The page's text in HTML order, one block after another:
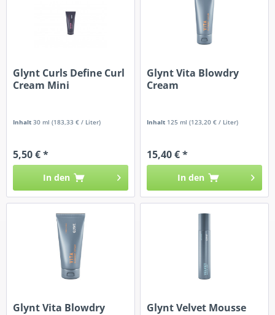
Glynt Curls Define Curl
Cream Mini
Inhalt30 ml(183,33 € / Liter)
5,50 € *
In den
Glynt Vita Blowdry
Cream
Inhalt 125 ml(123,20 € / Liter)
15,40 € *
In den
Glynt Vita Blowdry
Glynt Velvet Mousse